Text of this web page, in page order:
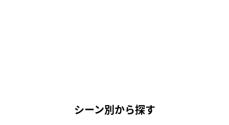
シーン別から探す